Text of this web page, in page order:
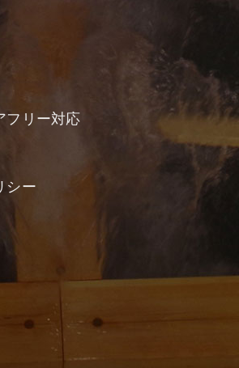
フリー対応
シー